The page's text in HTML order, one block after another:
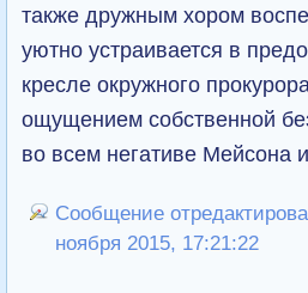
также дружным хором
уютно устраивается в
кресле окружного
ощущением собственной
во всем негативе Мейсона
Сообщение
ноября 2015, 17:21:22